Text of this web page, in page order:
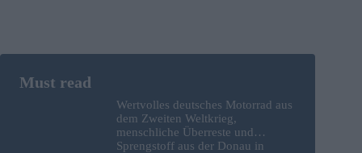
Wertvolles deutsches Motorrad aus
dem Zweiten Weltkrieg,
menschliche Überreste und
Sprengstoff aus der Donau in